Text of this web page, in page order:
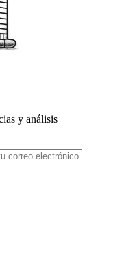
y análisis